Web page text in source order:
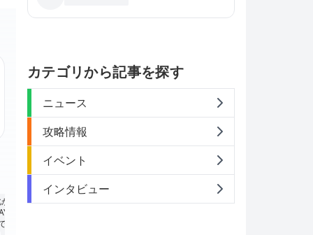
カテゴリから記事を探す
ニュース
攻略情報
イベント
インタビュー